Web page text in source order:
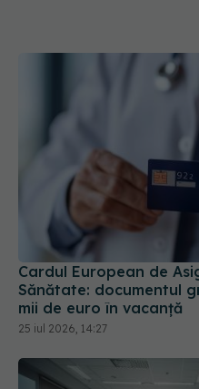
Cardul European de
Sănătate: documentul
mii de euro în vacanță
25 iul 2026, 14:27